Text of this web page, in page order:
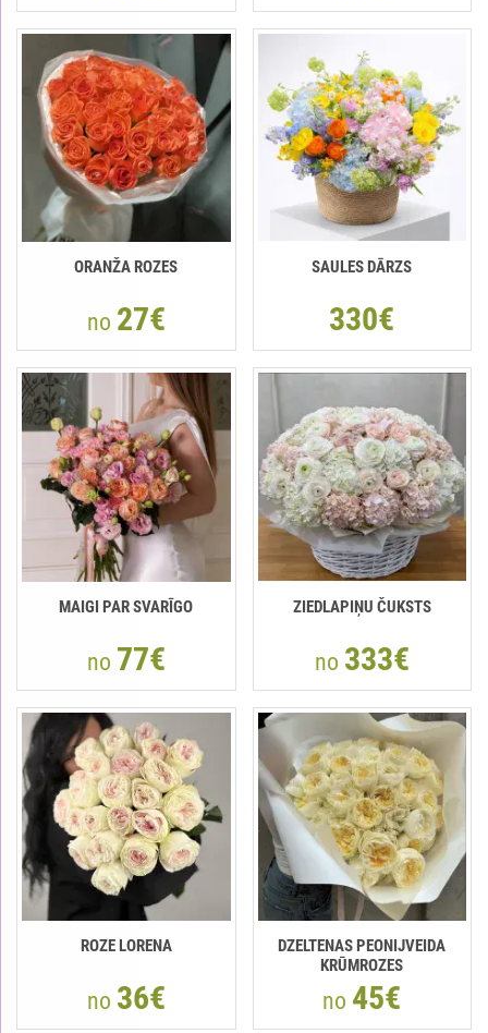
ORANŽA ROZES
no 27€
SAULES DĀRZS
330€
MAIGI PAR SVARĪGO
no 77€
ZIEDLAPIŅU ČUKSTS
no 333€
ROZE LORENA
no 36€
DZELTENAS PEONIJVEIDA
KRŪMROZES
no 45€